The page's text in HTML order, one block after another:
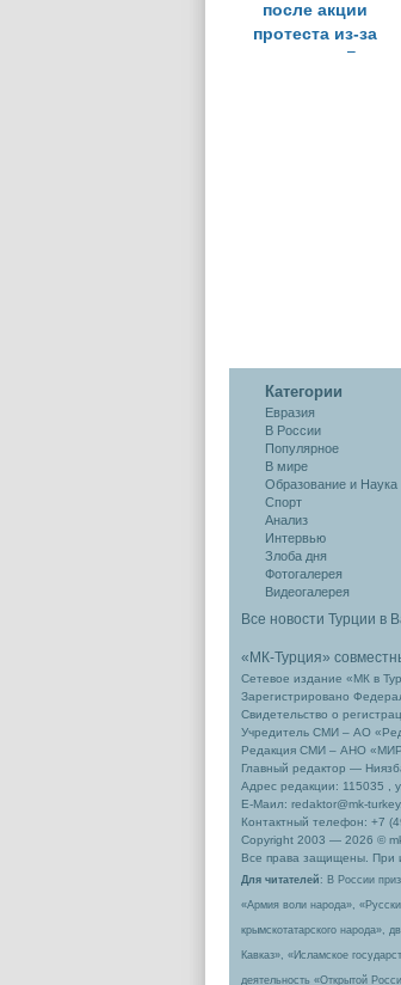
после акции
протеста из-за
ситуации в Газе
Категории
Евразия
В России
Популярное
В мире
Образование и Наука
Спорт
Анализ
Интервью
Злоба дня
Фотогалерея
Видеогалерея
Все новости Турции в
«МК-Турция»
Сетевое издание «МК в
Зарегистрировано
Свидетельство о
Учредитель СМИ – АО
Редакция СМИ – АНО
Главный редактор —
Адрес редакции: 115035 ,
Е-Маил: redaktor@mk-
Контактный телефон: +7
Copyright 2003 — 2026 ©
Все права защищены. При
Для читателей : В России
«Армия воли народа»,
крымскотатарского народа»,
Кавказ», «Исламское
деятельность «Открытой